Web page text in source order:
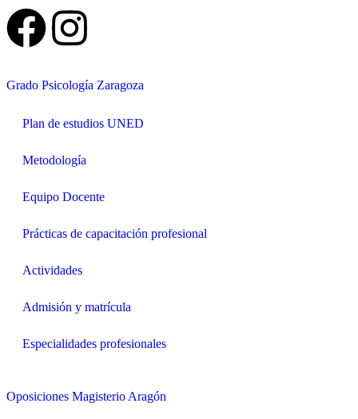
Grado Psicología Zaragoza
Plan de estudios UNED
Metodología
Equipo Docente
Prácticas de capacitación profesional
Actividades
Admisión y matrícula
Especialidades profesionales
Oposiciones Magisterio Aragón